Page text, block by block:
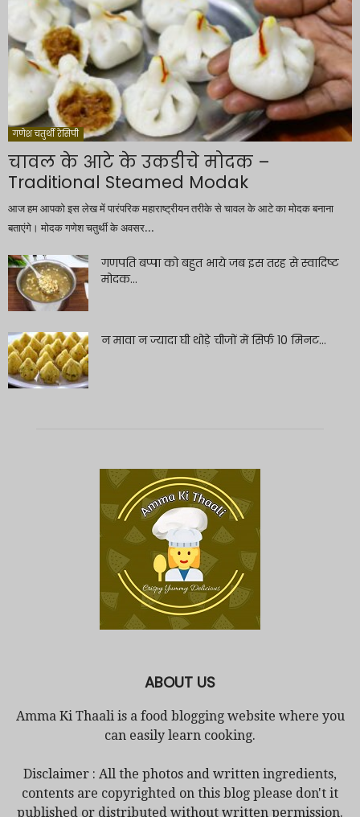
गणेश चतुर्थी रेसिपी
चावल के आटे के उकडीचे मोदक –
Traditional Steamed Modak
आज हम आपको इस लेख में पारंपरिक महाराष्ट्रीयन तरीके से चावल के आटे का मोदक बनाना
बताएंगे। मोदक गणेश चतुर्थी के अवसर...
गणपति बप्पा को बहुत भाये जब इस तरह से स्वादिष्ट
मोदक...
न मावा न ज्यादा घी थोड़े चीजों में सिर्फ 10 मिनट...
ABOUT US
Amma Ki Thaali is a food blogging website where you
can easily learn cooking.
Disclaimer : All the photos and written ingredients,
contents are copyrighted on this blog please don't it
published or distributed without written permission.